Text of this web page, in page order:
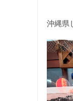
沖縄県